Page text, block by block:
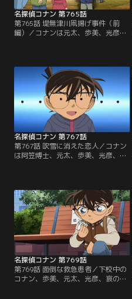
名探偵コナン 第765話
第765話 堤無津川凧揚げ事件（前
編）／コナンは元太、歩美、光彦、
なったが、凧を持って後退りしてい
た廉野は足を滑らせ、後ろ向きのま
ま堤無津川に。泳げない廉野は溺
れ、救出されるが意識不明の重体。
コナンは、これは事故ではなく事件
だと睨む。
名探偵コナン 第767話
第767話 吹雪に消えた恋人／コナン
は阿笠博士、元太、歩美、光彦、哀
の雅彦が町の病院まで取りに行く
が、病院から雅彦が来ていないとい
う連絡がくる。コナンたちは行方不
明になった雅彦を探しに行く事に。
そして崖下で絶命した雅彦を発見す
る。
名探偵コナン 第769話
第769話 面倒な救急患者／下校中の
コナン、歩美、元太、光彦、哀の前